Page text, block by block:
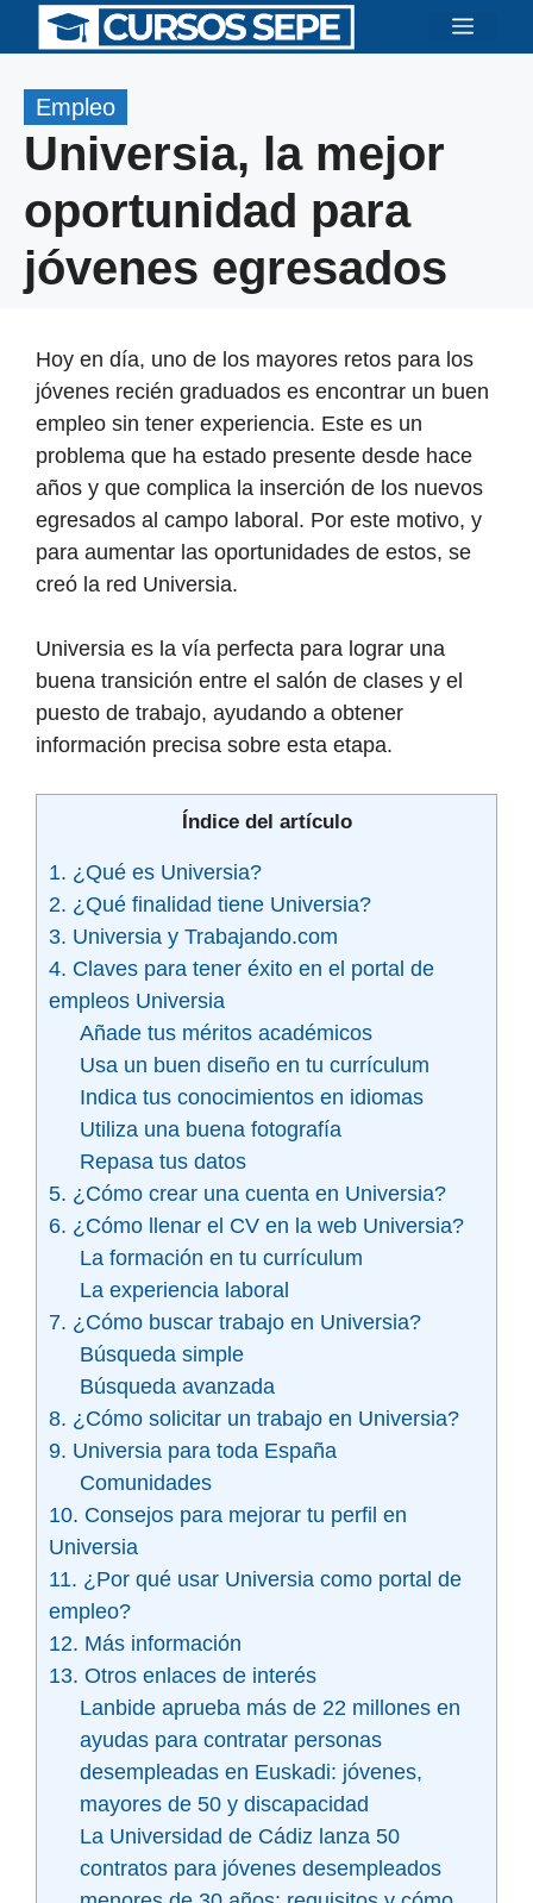
Saltar
Menú
Empleo
Universia, la mejor
oportunidad para
jóvenes egresados
Hoy en día, uno de los mayores retos para los
jóvenes recién graduados es encontrar un buen
empleo sin tener experiencia. Este es un
problema que ha estado presente desde hace
años y que complica la inserción de los nuevos
egresados al campo laboral. Por este motivo, y
para aumentar las oportunidades de estos, se
creó la red Universia.
Universia es la vía perfecta para lograr una
buena transición entre el salón de clases y el
puesto de trabajo, ayudando a obtener
información precisa sobre esta etapa.
Índice del artículo
1. ¿Qué es Universia?
2. ¿Qué finalidad tiene Universia?
3. Universia y Trabajando.com
4. Claves para tener éxito en el portal de
empleos Universia
Añade tus méritos académicos
Usa un buen diseño en tu currículum
Indica tus conocimientos en idiomas
Utiliza una buena fotografía
Repasa tus datos
5. ¿Cómo crear una cuenta en Universia?
6. ¿Cómo llenar el CV en la web Universia?
La formación en tu currículum
La experiencia laboral
7. ¿Cómo buscar trabajo en Universia?
Búsqueda simple
Búsqueda avanzada
8. ¿Cómo solicitar un trabajo en Universia?
9. Universia para toda España
Comunidades
10. Consejos para mejorar tu perfil en
Universia
11. ¿Por qué usar Universia como portal de
empleo?
12. Más información
13. Otros enlaces de interés
Lanbide aprueba más de 22 millones en
ayudas para contratar personas
desempleadas en Euskadi: jóvenes,
mayores de 50 y discapacidad
La Universidad de Cádiz lanza 50
contratos para jóvenes desempleados